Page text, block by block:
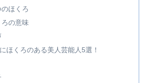
ほくろ
の意味
ほくろのある美人芸能人5選！